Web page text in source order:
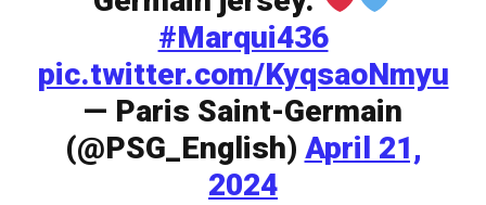
#Marqui436
pic.twitter.com/KyqsaoNmyu
— Paris Saint-Germain
(@PSG_English) April 21,
2024